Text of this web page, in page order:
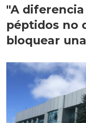
"A
péptidos no
bloquear